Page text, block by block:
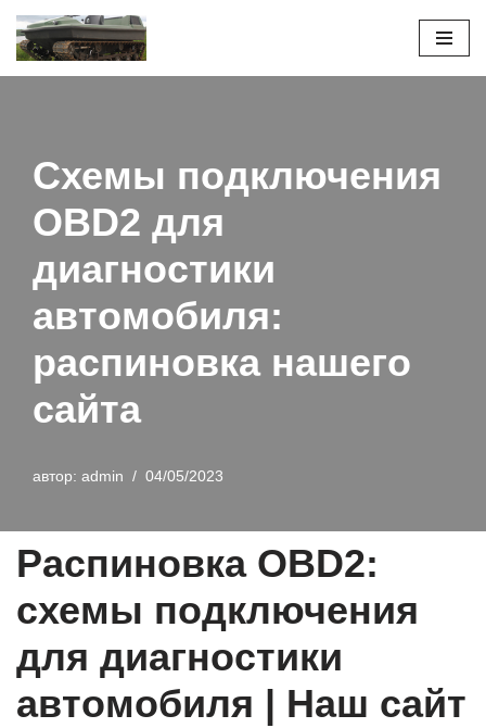
Перейти
Схемы подключения
OBD2 для
диагностики
автомобиля:
распиновка нашего
сайта
автор: admin 04/05/2023
Распиновка OBD2:
схемы подключения
для диагностики
автомобиля | Наш сайт